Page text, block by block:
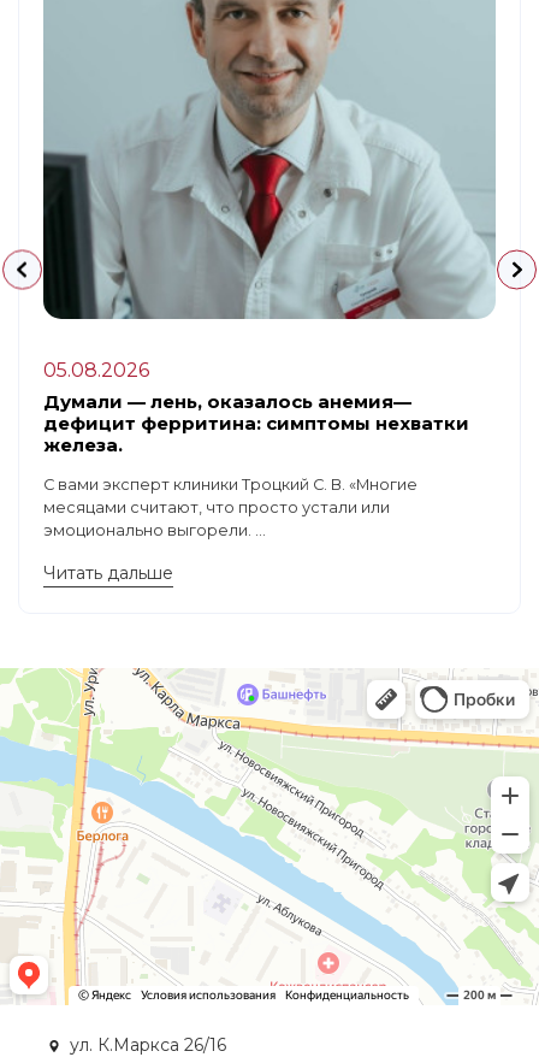
05.08.2026
Думали — лень, оказалось анемия—
дефицит ферритина: симптомы нехватки
железа.
С вами эксперт клиники Троцкий С. В. «Многие
месяцами считают, что просто устали или
эмоционально выгорели. ...
Читать дальше
ул. К.Маркса 26/16